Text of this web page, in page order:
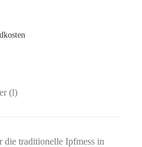
(l)
die traditionelle Ipfmess in